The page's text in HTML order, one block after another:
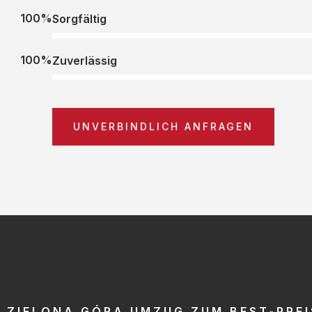
Sorgfältig
100%
Zuverlässig
100%
UNVERBINDLICH ANFRAGEN